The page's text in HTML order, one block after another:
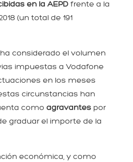
en la AEPDfrente a la
(un total de 191
considerado el volumen
impuestas a Vodafone
en los meses
circunstancias han
como agravantespor
graduar el importe de la
económica, y como